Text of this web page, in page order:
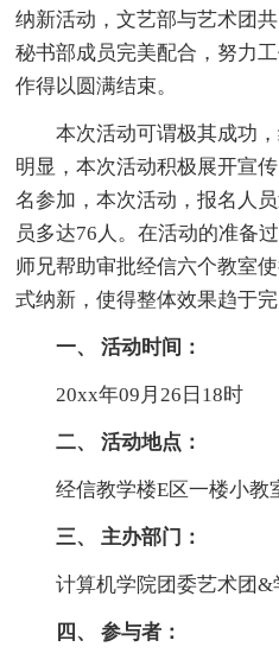
纳新活动，文艺部与艺术团
秘书部成员完美配合，努力
作得以圆满结束。
本次活动可谓极其成功，
明显，本次活动积极展开宣
名参加，本次活动，报名人
员多达76人。在活动的准备
师兄帮助审批经信六个教室
式纳新，使得整体效果趋于
一、 活动时间：
20xx年09月26日18时
二、 活动地点：
经信教学楼E区一楼小教
三、 主办部门：
计算机学院团委艺术团&
四、 参与者：